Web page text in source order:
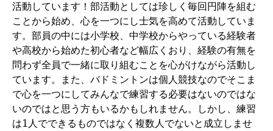
活動しています！部活動としては珍しく毎回円陣を組む
ことから始め、心を一つにし士気を高めて活動していま
す。部員の中には小学校、中学校からやっている経験者
や高校から始めた初心者など幅広くおり、経験の有無を
問わず全員で一緒に取り組むことを心がけながら活動し
ています。また、バドミントンは個人競技なのでそこま
で心を一つにしてみんなで練習する必要はないのではな
いのではと思う方もいるかもしれません。しかし、練習
は1人でできるものではなく複数人でないと成立しませ